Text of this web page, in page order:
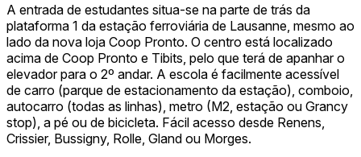
A entrada de estudantes situa-se na parte de trás da
plataforma 1 da estação ferroviária de Lausanne, mesmo ao
lado da nova loja Coop Pronto. O centro está localizado
acima de Coop Pronto e Tibits, pelo que terá de apanhar o
elevador para o 2º andar. A escola é facilmente acessível
de carro (parque de estacionamento da estação), comboio,
autocarro (todas as linhas), metro (M2, estação ou Grancy
stop), a pé ou de bicicleta. Fácil acesso desde Renens,
Crissier, Bussigny, Rolle, Gland ou Morges.